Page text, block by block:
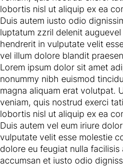
lobortis nisl ut aliquip ex ea
Duis autem iusto odio
luptatum zzril delenit
hendrerit in vulputate velit
vel illum dolore blandit
Lorem ipsum dolor sit amet
nonummy nibh euismod
magna aliquam erat volutpat.
veniam, quis nostrud exerci
lobortis nisl ut aliquip ex ea
Duis autem vel eum iriure
vulputate velit esse molestie
dolore eu feugiat nulla
accumsan et iusto odio